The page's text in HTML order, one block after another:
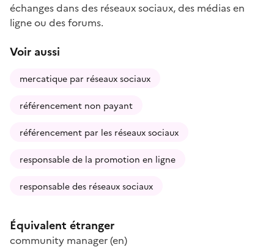
échanges dans des réseaux sociaux, des médias en
ligne ou des forums.
Voir aussi
mercatique par réseaux sociaux
référencement non payant
référencement par les réseaux sociaux
responsable de la promotion en ligne
responsable des réseaux sociaux
Équivalent étranger
community manager(en)